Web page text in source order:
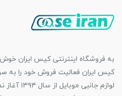
به فروشگاه اینترنتی کیس ایران
کیس ایران فعالیت فروش خود را
لوازم